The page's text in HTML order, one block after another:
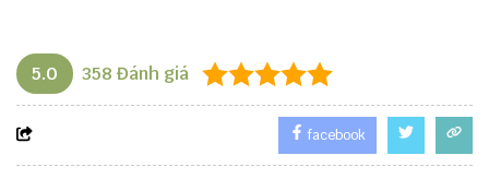
5.0 358 Đánh giá
facebook